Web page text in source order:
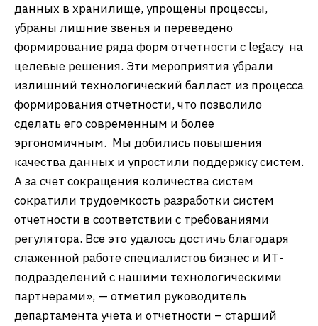
данных в хранилище, упрощены процессы,
убраны лишние звенья и переведено
формирование ряда форм отчетности с legacy на
целевые решения. Эти мероприятия убрали
излишний технологический балласт из процесса
формирования отчетности, что позволило
сделать его современным и более
эргономичным. Мы добились повышения
качества данных и упростили поддержку систем.
А за счет сокращения количества систем
сократили трудоемкость разработки систем
отчетности в соответствии с требованиями
регулятора. Все это удалось достичь благодаря
слаженной работе специалистов бизнес и ИТ-
подразделений с нашими технологическими
партнерами», — отметил руководитель
департамента учета и отчетности – старший